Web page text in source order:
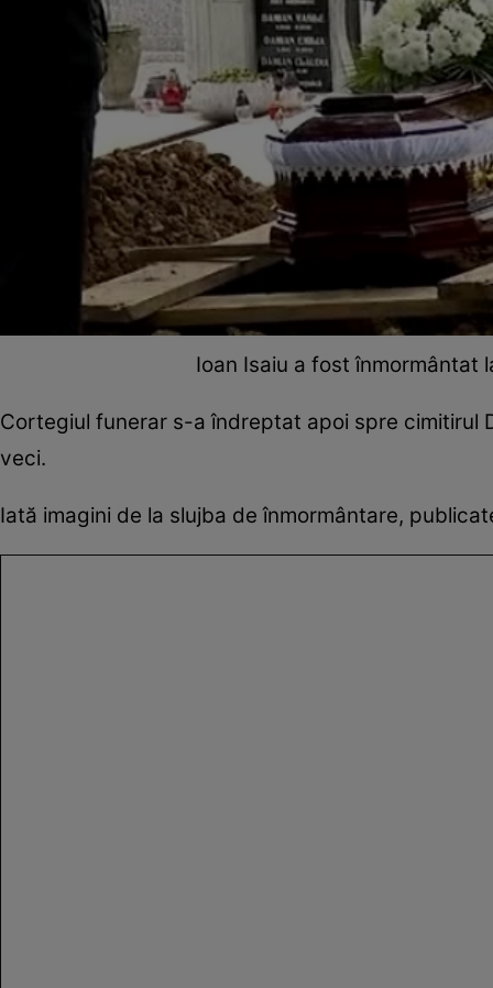
Ioan Isaiu a fost înmormântat
Cortegiul funerar s-a îndreptat apoi spre cimitirul
veci.
Iată imagini de la slujba de înmormântare,